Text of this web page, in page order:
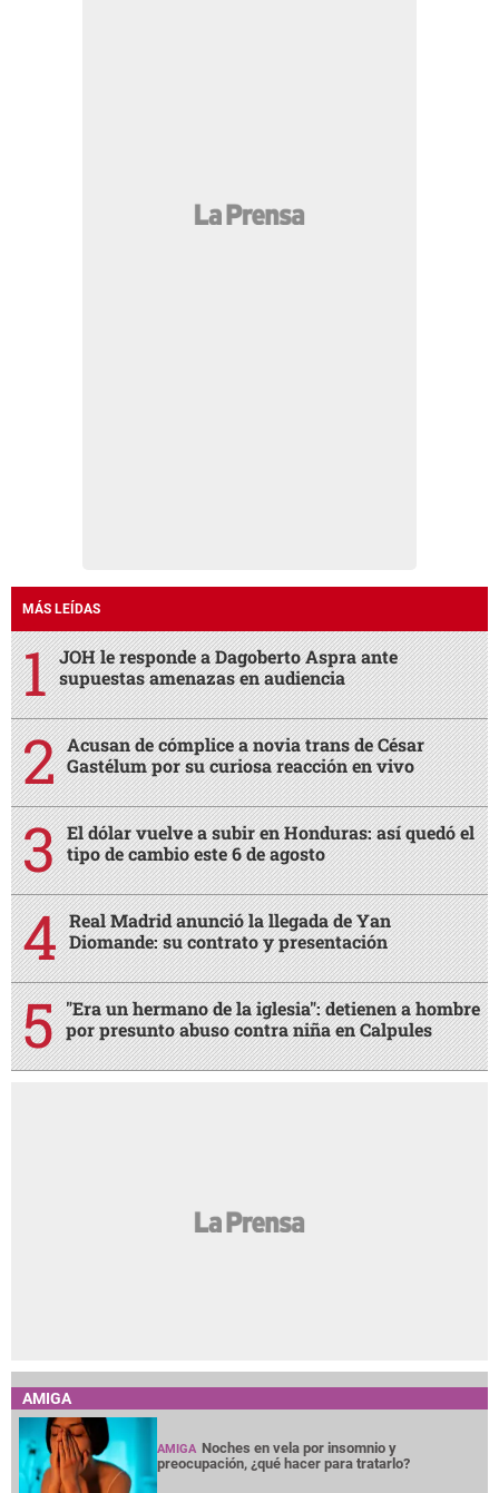
MÁS LEÍDAS
JOH le responde a Dagoberto Aspra ante
supuestas amenazas en audiencia
Acusan de cómplice a novia trans de César
Gastélum por su curiosa reacción en vivo
El dólar vuelve a subir en Honduras: así quedó el
tipo de cambio este 6 de agosto
Real Madrid anunció la llegada de Yan
Diomande: su contrato y presentación
"Era un hermano de la iglesia": detienen a hombre
por presunto abuso contra niña en Calpules
AMIGA
AMIGA Noches en vela por insomnio y
preocupación, ¿qué hacer para tratarlo?